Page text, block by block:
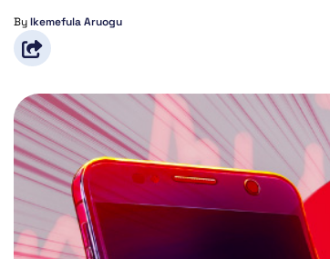
ByIkemefula Aruogu